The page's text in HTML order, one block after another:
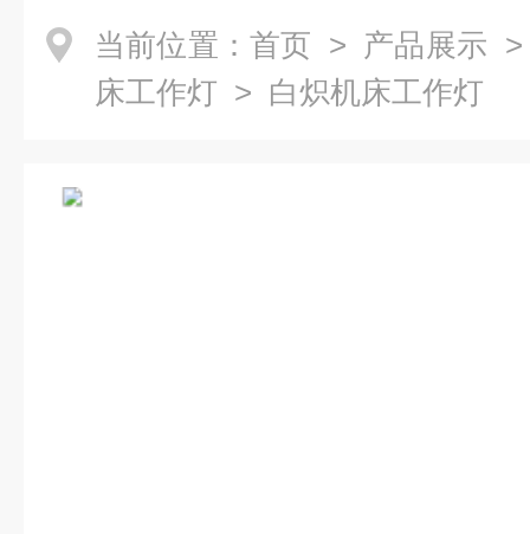
当前位置： 首页 > 产品展示
床工作灯 > 白炽机床工作灯